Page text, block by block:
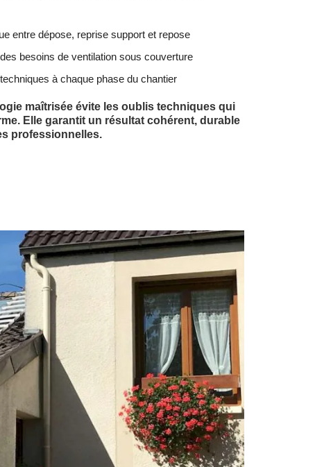
entre dépose, reprise support et repose
besoins de ventilation sous couverture
à chaque phase du chantier
maîtrisée évite les oublis techniques qui
Elle garantit un résultat cohérent, durable
professionnelles.